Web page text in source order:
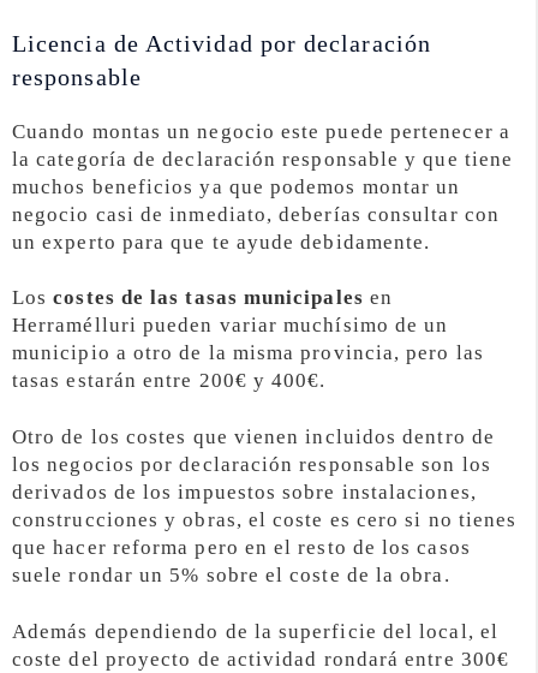
Licencia de Actividad por declaración
responsable
Cuando montas un negocio este puede pertenecer a
la categoría de declaración responsable y que tiene
muchos beneficios ya que podemos montar un
negocio casi de inmediato, deberías consultar con
un experto para que te ayude debidamente.
Loscostes de las tasas municipales en
Herramélluri pueden variar muchísimo de un
municipio a otro de la misma provincia, pero las
tasas estarán entre 200€ y 400€.
Otro de los costes que vienen incluidos dentro de
los negocios por declaración responsable son los
derivados de los impuestos sobre instalaciones,
construcciones y obras, el coste es cero si no tienes
que hacer reforma pero en el resto de los casos
suele rondar un 5% sobre el coste de la obra.
Además dependiendo de la superficie del local, el
coste del proyecto de actividad rondará entre 300€